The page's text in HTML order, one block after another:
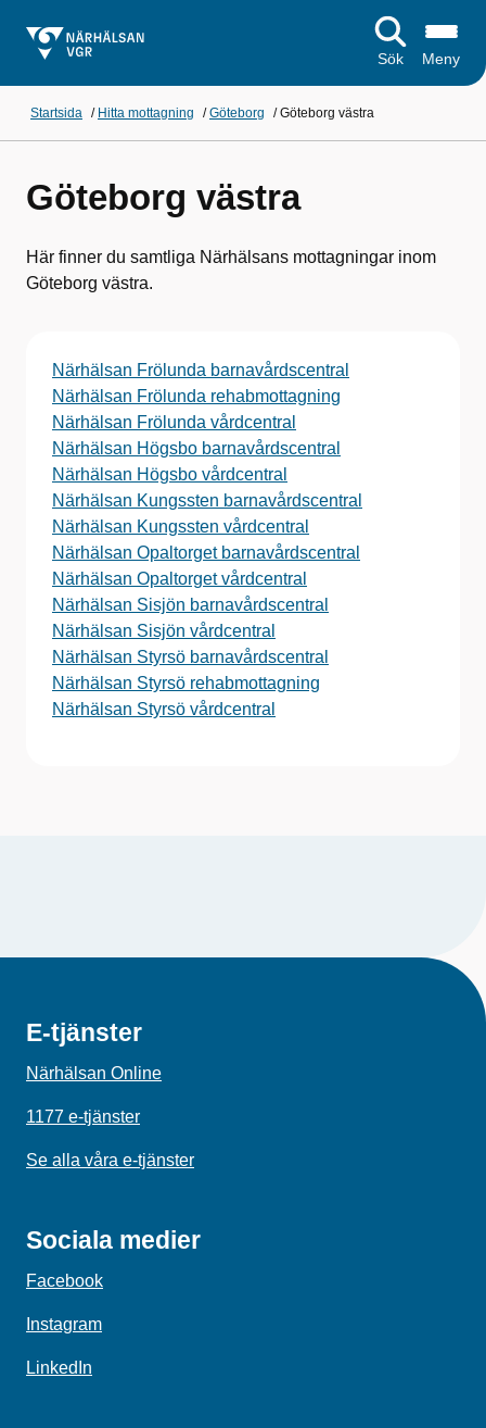
Sök Meny
Startsida / Hitta mottagning /Göteborg /Göteborg västra
Göteborg västra
Här finner du samtliga Närhälsans mottagningar inom
Göteborg västra.
Närhälsan Frölunda barnavårdscentral
Närhälsan Frölunda rehabmottagning
Närhälsan Frölunda vårdcentral
Närhälsan Högsbo barnavårdscentral
Närhälsan Högsbo vårdcentral
Närhälsan Kungssten barnavårdscentral
Närhälsan Kungssten vårdcentral
Närhälsan Opaltorget barnavårdscentral
Närhälsan Opaltorget vårdcentral
Närhälsan Sisjön barnavårdscentral
Närhälsan Sisjön vårdcentral
Närhälsan Styrsö barnavårdscentral
Närhälsan Styrsö rehabmottagning
Närhälsan Styrsö vårdcentral
E-tjänster
Närhälsan Online
1177 e-tjänster
Se alla våra e-tjänster
Sociala medier
Facebook
Instagram
LinkedIn